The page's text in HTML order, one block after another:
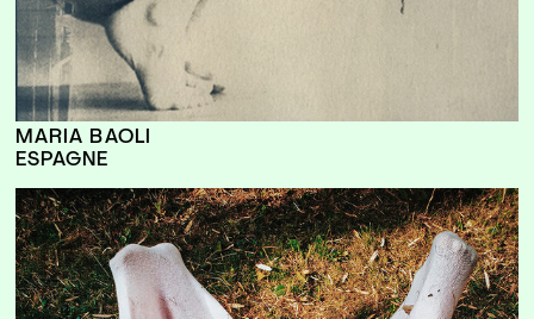
MARIA BAOLI
ESPAGNE